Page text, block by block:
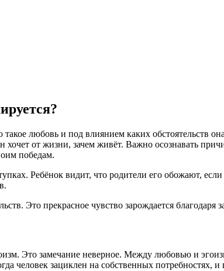
такое любовь и под влиянием каких обстоятельств
хочет от жизни, зачем живёт. Важно осознавать
победам.
Ребёнок видит, что родители его обожают,
Это прекрасное чувство зарождается
Это замечание неверное. Между любовью и
человек зациклен на собственных